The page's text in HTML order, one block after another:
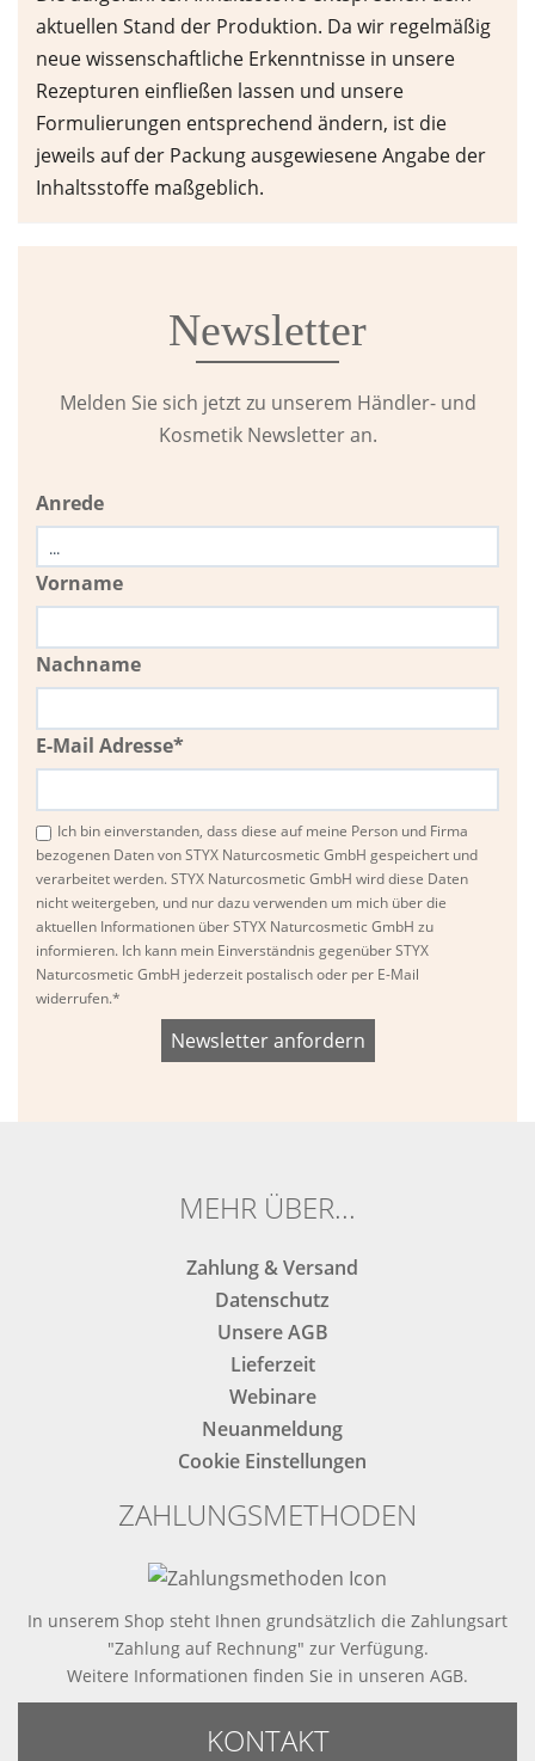
aktuellen Stand der Produktion. Da wir regelmäßig
neue wissenschaftliche Erkenntnisse in unsere
Rezepturen einfließen lassen und unsere
Formulierungen entsprechend ändern, ist die
jeweils auf der Packung ausgewiesene Angabe der
Inhaltsstoffe maßgeblich.
Newsletter
Melden Sie sich jetzt zu unserem Händler- und
Kosmetik Newsletter an.
Anrede
Vorname
Nachname
E-Mail Adresse*
Ich bin einverstanden, dass diese auf meine Person und Firma
bezogenen Daten von STYX Naturcosmetic GmbH gespeichert und
verarbeitet werden. STYX Naturcosmetic GmbH wird diese Daten
nicht weitergeben, und nur dazu verwenden um mich über die
aktuellen Informationen über STYX Naturcosmetic GmbH zu
informieren. Ich kann mein Einverständnis gegenüber STYX
Naturcosmetic GmbH jederzeit postalisch oder per E-Mail
widerrufen.*
MEHR ÜBER...
Zahlung & Versand
Datenschutz
Unsere AGB
Lieferzeit
Webinare
Neuanmeldung
Cookie Einstellungen
ZAHLUNGSMETHODEN
In unserem Shop steht Ihnen grundsätzlich die Zahlungsart
"Zahlung auf Rechnung" zur Verfügung.
Weitere Informationen finden Sie in unseren AGB.
KONTAKT